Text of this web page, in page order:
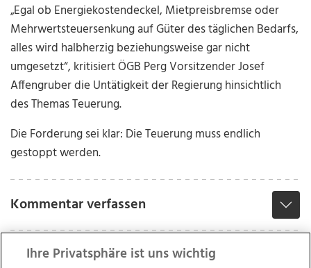
„Egal ob Energiekostendeckel, Mietpreisbremse oder
Mehrwertsteuersenkung auf Güter des täglichen Bedarfs,
alles wird halbherzig beziehungsweise gar nicht
umgesetzt“, kritisiert ÖGB Perg Vorsitzender Josef
Affengruber die Untätigkeit der Regierung hinsichtlich
des Themas Teuerung.
Die Forderung sei klar: Die Teuerung muss endlich
gestoppt werden.
Kommentar verfassen
Ihre Privatsphäre ist uns wichtig